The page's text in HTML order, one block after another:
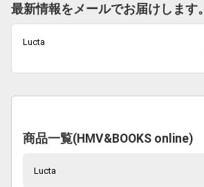
最新情報をメールでお届けします。
Lucta
商品一覧(HMV&BOOKS online)
Lucta